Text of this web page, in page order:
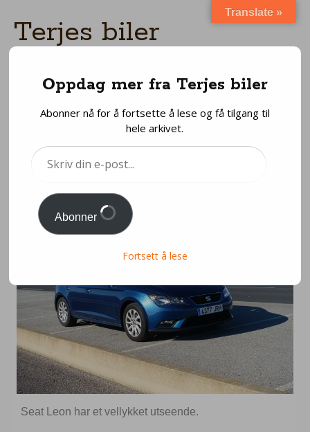
Terjes biler
Menu
content
De som faktisk kjører
Seat
Seat Leon har et vellykket utseende.
Translate »
Oppdag mer fra Terjes biler
Abonner nå for å fortsette å lese og få tilgang til
hele arkivet.
Skriv
Abonner
Fortsett å lese